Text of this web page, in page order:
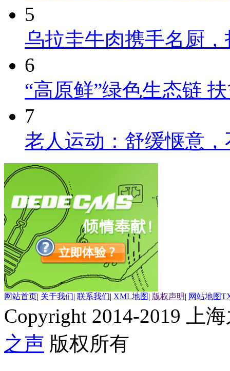
5
乌拉圭牛肉携手名厨
6
“高原鲜”绿色生态链
7
老人运动：舒缓惬意
网站首页| 关于我们| 联系我们| XML地图| 版权声明| 网站地图
Copyright 2014-2019 上
之声 版权所有